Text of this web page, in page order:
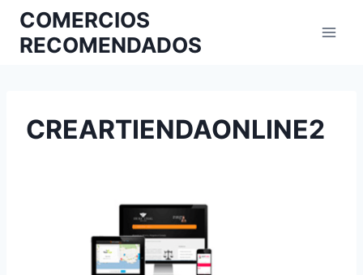
COMERCIOS
RECOMENDADOS
CREARTIENDAONLINE2